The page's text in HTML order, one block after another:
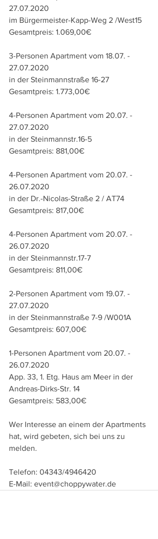
27.07.2020
im Bürgermeister-Kapp-Weg 2 /West15
Gesamtpreis: 1.069,00€
3-Personen Apartment vom 18.07. -
27.07.2020
in der Steinmannstraße 16-27
Gesamtpreis: 1.773,00€
4-Personen Apartment vom 20.07. -
27.07.2020
in der Steinmannstr.16-5
Gesamtpreis: 881,00€
4-Personen Apartment vom 20.07. -
26.07.2020
in der Dr.-Nicolas-Straße 2 / AT74
Gesamtpreis: 817,00€
4-Personen Apartment vom 20.07. -
26.07.2020
in der Steinmannstr.17-7
Gesamtpreis: 811,00€
2-Personen Apartment vom 19.07. -
27.07.2020
in der Steinmannstraße 7-9 /W001A
Gesamtpreis: 607,00€
1-Personen Apartment vom 20.07. -
26.07.2020
App. 33, 1. Etg. Haus am Meer in der
Andreas-Dirks-Str. 14
Gesamtpreis: 583,00€
Wer Interesse an einem der Apartments
hat, wird gebeten, sich bei uns zu
melden.
Telefon: 04343/4946420
E-Mail: event@choppywater.de